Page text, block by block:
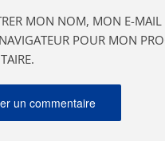
MON NOM, MON E-MAIL
POUR MON